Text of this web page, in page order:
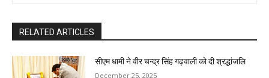
RELATED ARTICLES
सीएम धामी ने वीर चन्द्र सिंह गढ़वाली को दी श्रद्धांजलि
December 25, 2025